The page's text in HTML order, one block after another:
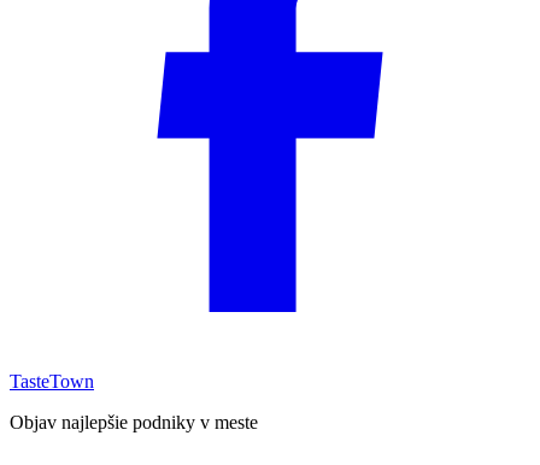
TasteTown
Objav najlepšie podniky v meste